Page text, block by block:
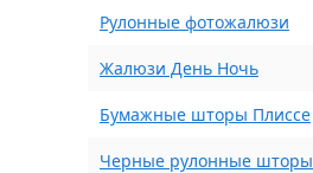
Рулонные фотожалюзи
Жалюзи День Ночь
Бумажные шторы Плиссе
Черные рулонные шторы